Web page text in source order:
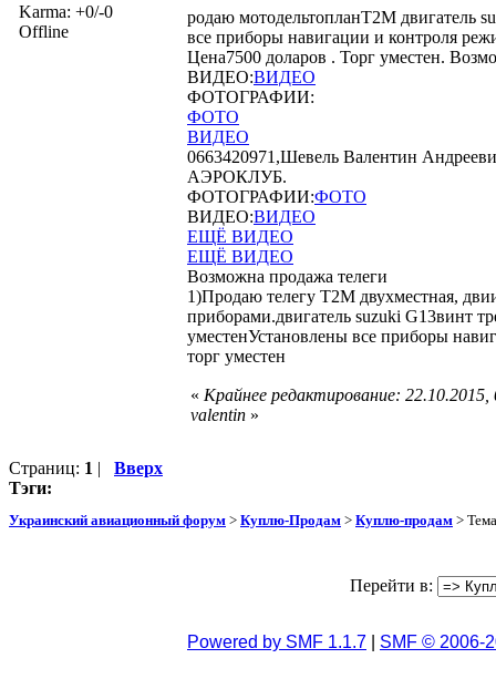
Karma: +0/-0
Offline
родаю мотодельтопланТ2М двигатель
все приборы навигации и контроля
Цена7500 доларов . Торг уместен.
ВИДЕО:ВИДЕО
ФОТОГРАФИИ:
ФОТО
ВИДЕО
0663420971,Шевель Валентин
АЭРОКЛУБ.
ФОТОГРАФИИ:ФОТО
ВИДЕО:ВИДЕО
ЕЩЁ ВИДЕО
ЕЩЁ ВИДЕО
Возможна продажа телеги
1)Продаю телегу Т2М двухместная,
приборами.двигатель suzuki G13винт
уместенУстановлены все приборы
торг уместен
« Крайнее редактирование:
valentin »
Страниц: 1 | Вверх
Тэги:
Украинский авиационный форум > Куплю-Продам > Куплю-продам >
Перейти в:
Powered by SMF 1.1.7 SMF © 2006-